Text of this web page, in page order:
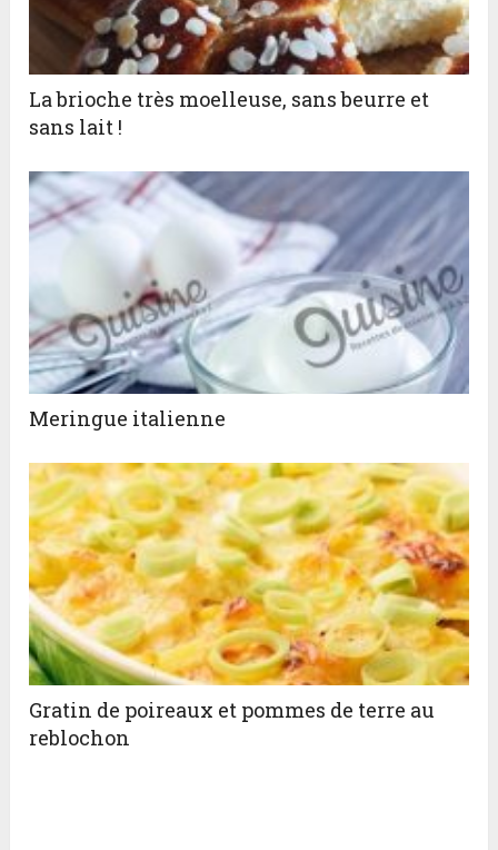
La brioche très moelleuse, sans beurre et
sans lait !
Meringue italienne
Gratin de poireaux et pommes de terre au
reblochon